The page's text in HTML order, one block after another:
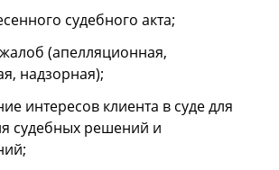
судебного акта;
(апелляционная,
надзорная);
интересов клиента в суде для
судебных решений и